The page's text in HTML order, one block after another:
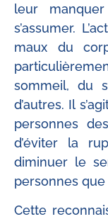
leur
s’assumer.
maux du
sommeil, du
d’autres. Il
personnes
d’éviter la
diminuer le
personnes
Cette